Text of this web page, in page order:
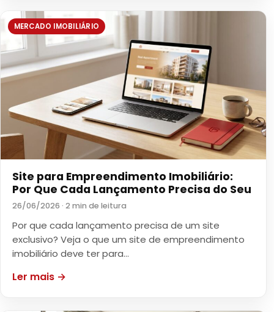
MERCADO IMOBILIÁRIO
Site para Empreendimento Imobiliário:
Por Que Cada Lançamento Precisa do Seu
26/06/2026 · 2 min de leitura
Por que cada lançamento precisa de um site
exclusivo? Veja o que um site de empreendimento
imobiliário deve ter para…
Ler mais →